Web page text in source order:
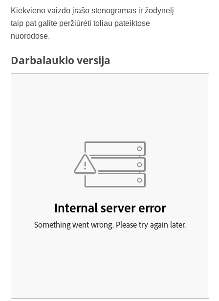
Kiekvieno vaizdo įrašo stenogramas ir žodynėlį
taip pat galite peržiūrėti toliau pateiktose
nuorodose.
Darbalaukio versija